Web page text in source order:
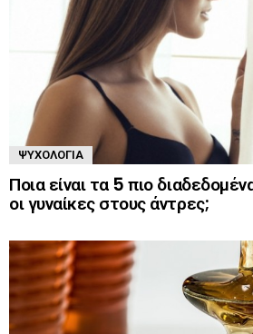
ΨΥΧΟΛΟΓΊΑ
Ποια είναι τα 5 πιο
οι γυναίκες στους άντρες;